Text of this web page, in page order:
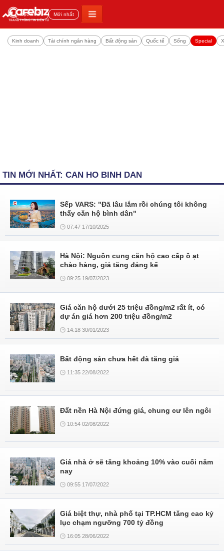
Đọc nhiều Mới nhất
Kinh doanh Tài chính ngân hàng Bất động sản Quốc tế Sống Special
TIN MỚI NHẤT: CAN HO BINH DAN
Sếp VARS: "Đã lâu lắm rồi chúng tôi không
thấy căn hộ bình dân"
07:47 17/10/2025
Hà Nội: Nguồn cung căn hộ cao cấp ồ ạt
chào hàng, giá tăng đáng kể
09:25 19/07/2023
Giá căn hộ dưới 25 triệu đồng/m2 rất ít, có
dự án giá hơn 200 triệu đồng/m2
14:18 30/01/2023
Bất động sản chưa hết đà tăng giá
11:35 22/08/2022
Đất nền Hà Nội đứng giá, chung cư lên ngôi
10:54 02/08/2022
Giá nhà ở sẽ tăng khoảng 10% vào cuối năm
nay
09:55 17/07/2022
Giá biệt thự, nhà phố tại TP.HCM tăng cao kỷ
lục chạm ngưỡng 700 tỷ đồng
16:05 28/06/2022